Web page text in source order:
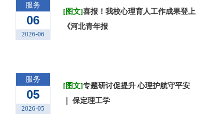
服务
06
2026-06
[图文]喜报！我校心理育人工作成果登上
《河北青年报
服务
05
2026-05
[图文]专题研讨促提升 心理护航守平安
｜ 保定理工学